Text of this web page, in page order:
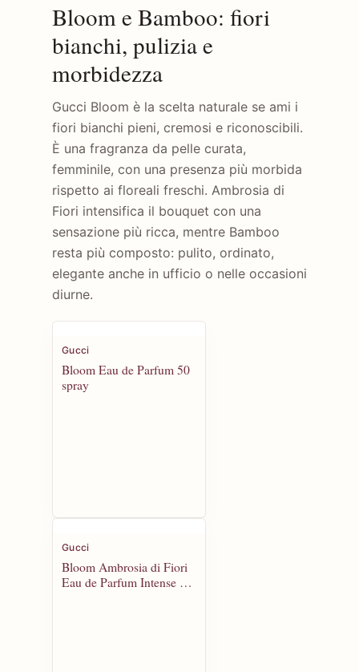
Bloom e Bamboo: fiori
bianchi, pulizia e
morbidezza
Gucci Bloom è la scelta naturale se ami i
fiori bianchi pieni, cremosi e riconoscibili.
È una fragranza da pelle curata,
femminile, con una presenza più morbida
rispetto ai floreali freschi. Ambrosia di
Fiori intensifica il bouquet con una
sensazione più ricca, mentre Bamboo
resta più composto: pulito, ordinato,
elegante anche in ufficio o nelle occasioni
diurne.
Gucci
Bloom Eau de Parfum 50
spray
Gucci
Bloom Ambrosia di Fiori
Eau de Parfum Intense 50